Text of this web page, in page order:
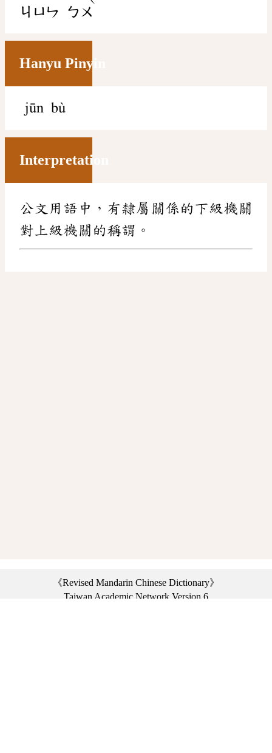
ㄐㄩㄣ ㄅㄨ
ˋ
Hanyu Pinyin
jūn bù
Interpretation
公文用語中，有隸屬關係的下級機關
對上級機關的稱謂。
《Revised Mandarin Chinese Dictionary》
Taiwan Academic Network Version 6